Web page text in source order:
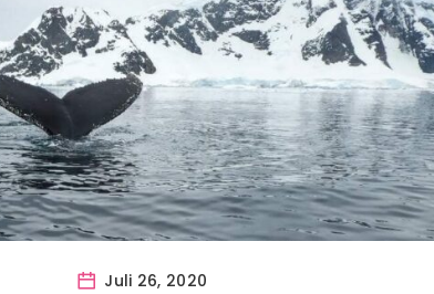
Juli 26, 2020